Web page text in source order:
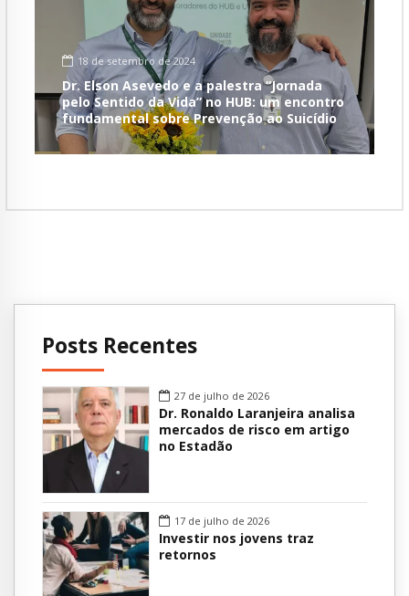
18 de setembro de 2024
Dr. Elson Asevedo e a palestra “Jornada
pelo Sentido da Vida” no HUB: um encontro
fundamental sobre Prevenção ao Suicídio
Posts Recentes
27 de julho de 2026
Dr. Ronaldo Laranjeira analisa
mercados de risco em artigo
no Estadão
17 de julho de 2026
Investir nos jovens traz
retornos